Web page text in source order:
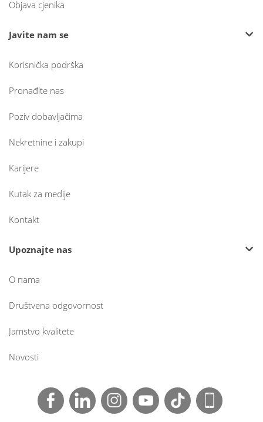
Objava cjenika
Javite nam se
Korisnička podrška
Pronađite nas
Poziv dobavljačima
Nekretnine i zakupi
Karijere
Kutak za medije
Kontakt
Upoznajte nas
O nama
Društvena odgovornost
Jamstvo kvalitete
Novosti